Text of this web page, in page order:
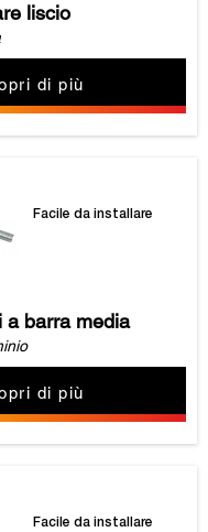
liscio
di più
Facile da installare
a barra media
di più
Facile da installare